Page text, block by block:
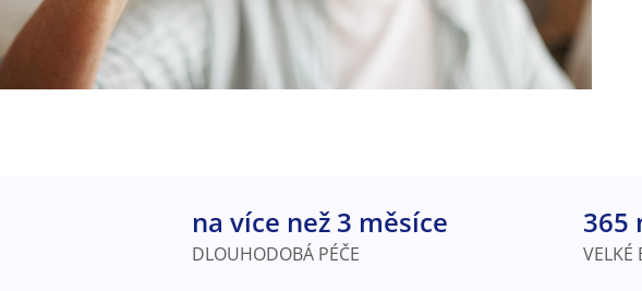
na více než 3 měsíce
DLOUHODOBÁ PÉČE
365
VELKÉ